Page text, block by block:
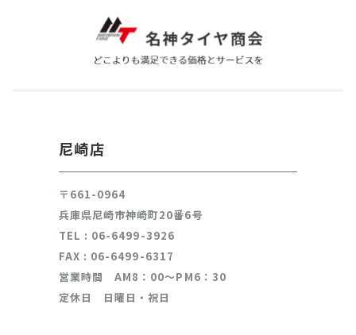
尼崎店
〒661-0964
兵庫県尼崎市神崎町20番6号
TEL : 06-6499-3926
FAX : 06-6499-6317
営業時間 AM8：00～PM6：30
定休日 日曜日・祝日